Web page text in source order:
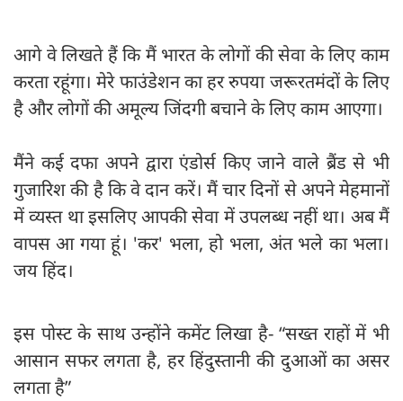
आगे वे लिखते हैं कि मैं भारत के लोगों की सेवा के लिए काम
करता रहूंगा। मेरे फाउंडेशन का हर रुपया जरूरतमंदों के लिए
है और लोगों की अमूल्य जिंदगी बचाने के लिए काम आएगा।
मैंने कई दफा अपने द्वारा एंडोर्स किए जाने वाले ब्रैंड से भी
गुजारिश की है कि वे दान करें। मैं चार दिनों से अपने मेहमानों
में व्यस्त था इसलिए आपकी सेवा में उपलब्ध नहीं था। अब मैं
वापस आ गया हूं। 'कर' भला, हो भला, अंत भले का भला।
जय हिंद।
इस पोस्ट के साथ उन्होंने कमेंट लिखा है- “सख्त राहों में भी
आसान सफर लगता है, हर हिंदुस्तानी की दुआओं का असर
लगता है”